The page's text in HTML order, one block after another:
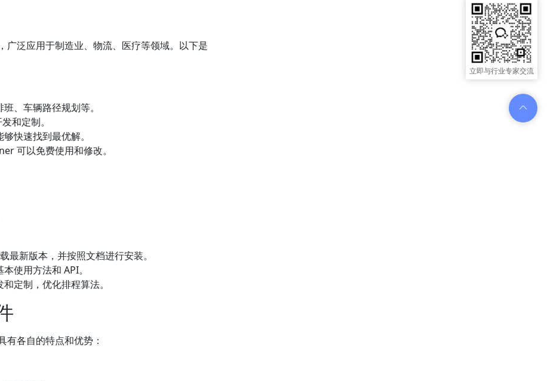
泛应用于制造业、物流、医疗等领域。以下是
、车辆路径规划等。
和定制。
快速找到最优解。
可以免费使用和修改。
新版本，并按照文档进行安装。
使用方法和 API。
定制，优化排程算法。
各自的特点和优势：
立即与行业专家交流